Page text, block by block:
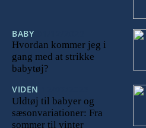
BABY
Hvordan kommer jeg i
gang med at strikke
babytøj?
VIDEN
Uldtøj til babyer og
sæsonvariationer: Fra
sommer til vinter